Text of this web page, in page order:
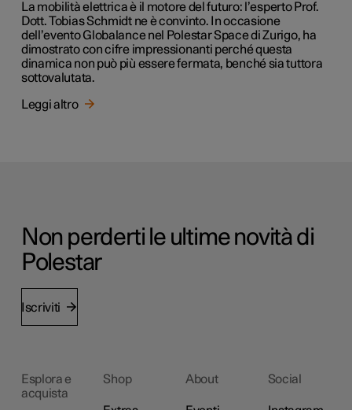
La mobilità elettrica è il motore del futuro: l’esperto Prof.
Dott. Tobias Schmidt ne è convinto. In occasione
dell’evento Globalance nel Polestar Space di Zurigo, ha
dimostrato con cifre impressionanti perché questa
dinamica non può più essere fermata, benché sia tuttora
sottovalutata.
Leggi altro
Non perderti le ultime novità di
Polestar
Iscriviti
Esplora e
acquista
Shop About Social